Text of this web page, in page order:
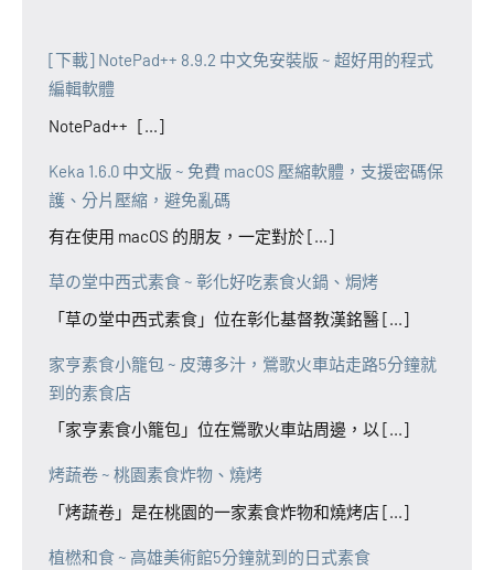
[下載] NotePad++ 8.9.2 中文免安裝版 ~ 超好用的程式
編輯軟體
NotePad++ [...]
Keka 1.6.0 中文版 ~ 免費 macOS 壓縮軟體，支援密碼保
護、分片壓縮，避免亂碼
有在使用 macOS 的朋友，一定對於 [...]
草の堂中西式素食 ~ 彰化好吃素食火鍋、焗烤
「草の堂中西式素食」位在彰化基督教漢銘醫 [...]
家亨素食小籠包 ~ 皮薄多汁，鶯歌火車站走路5分鐘就
到的素食店
「家亨素食小籠包」位在鶯歌火車站周邊，以 [...]
烤蔬卷 ~ 桃園素食炸物、燒烤
「烤蔬卷」是在桃園的一家素食炸物和燒烤店 [...]
植橪和食 ~ 高雄美術館5分鐘就到的日式素食